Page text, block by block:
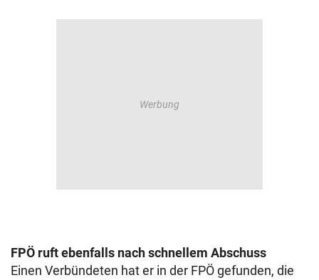
FPÖ ruft ebenfalls nach schnellem Abschuss
Einen Verbündeten hat er in der FPÖ gefunden, die